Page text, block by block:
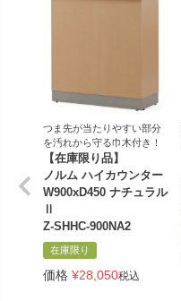
つま先が当たりやすい部分
を汚れから守る巾木付き！
【在庫限り品】
ノルム ハイカウンター
W900xD450 ナチュラル
Ⅱ
Z-SHHC-900NA2
在庫限り
価格 ¥28,050税込